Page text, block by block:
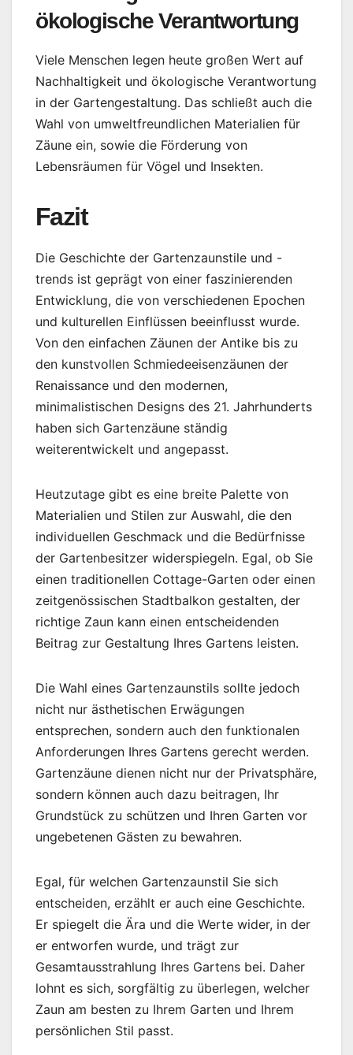
ökologische Verantwortung
Viele Menschen legen heute großen Wert auf
Nachhaltigkeit und ökologische Verantwortung
in der Gartengestaltung. Das schließt auch die
Wahl von umweltfreundlichen Materialien für
Zäune ein, sowie die Förderung von
Lebensräumen für Vögel und Insekten.
Fazit
Die Geschichte der Gartenzaunstile und -
trends ist geprägt von einer faszinierenden
Entwicklung, die von verschiedenen Epochen
und kulturellen Einflüssen beeinflusst wurde.
Von den einfachen Zäunen der Antike bis zu
den kunstvollen Schmiedeeisenzäunen der
Renaissance und den modernen,
minimalistischen Designs des 21. Jahrhunderts
haben sich Gartenzäune ständig
weiterentwickelt und angepasst.
Heutzutage gibt es eine breite Palette von
Materialien und Stilen zur Auswahl, die den
individuellen Geschmack und die Bedürfnisse
der Gartenbesitzer widerspiegeln. Egal, ob Sie
einen traditionellen Cottage-Garten oder einen
zeitgenössischen Stadtbalkon gestalten, der
richtige Zaun kann einen entscheidenden
Beitrag zur Gestaltung Ihres Gartens leisten.
Die Wahl eines Gartenzaunstils sollte jedoch
nicht nur ästhetischen Erwägungen
entsprechen, sondern auch den funktionalen
Anforderungen Ihres Gartens gerecht werden.
Gartenzäune dienen nicht nur der Privatsphäre,
sondern können auch dazu beitragen, Ihr
Grundstück zu schützen und Ihren Garten vor
ungebetenen Gästen zu bewahren.
Egal, für welchen Gartenzaunstil Sie sich
entscheiden, erzählt er auch eine Geschichte.
Er spiegelt die Ära und die Werte wider, in der
er entworfen wurde, und trägt zur
Gesamtausstrahlung Ihres Gartens bei. Daher
lohnt es sich, sorgfältig zu überlegen, welcher
Zaun am besten zu Ihrem Garten und Ihrem
persönlichen Stil passt.